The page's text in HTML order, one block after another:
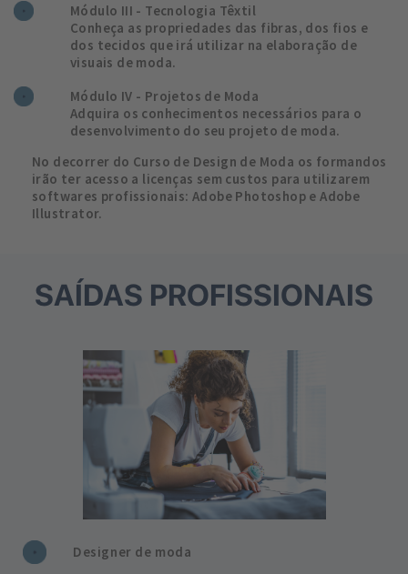
Módulo III - Tecnologia Têxtil
Conheça as propriedades das fibras, dos fios e
dos tecidos que irá utilizar na elaboração de
visuais de moda.
Módulo IV - Projetos de Moda
Adquira os conhecimentos necessários para o
desenvolvimento do seu projeto de moda.
No decorrer do Curso de Design de Moda os formandos
irão ter acesso a licenças sem custos para utilizarem
softwares profissionais: Adobe Photoshop e Adobe
Illustrator.
SAÍDAS PROFISSIONAIS
Designer de moda